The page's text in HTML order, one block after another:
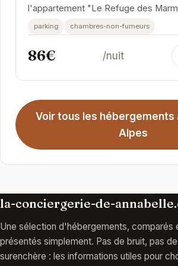
l'appartement "Le Refuge des
accès privilégié aux pistes des Deux
parking chambres-non-fumeurs
86€ /nuit
Voir tous les hébergements
Alpes
la-conciergerie-de-
Une sélection d'hébergements, comparés
présentés simplement. Pas de bruit, pas de
surenchère : les informations utiles pour